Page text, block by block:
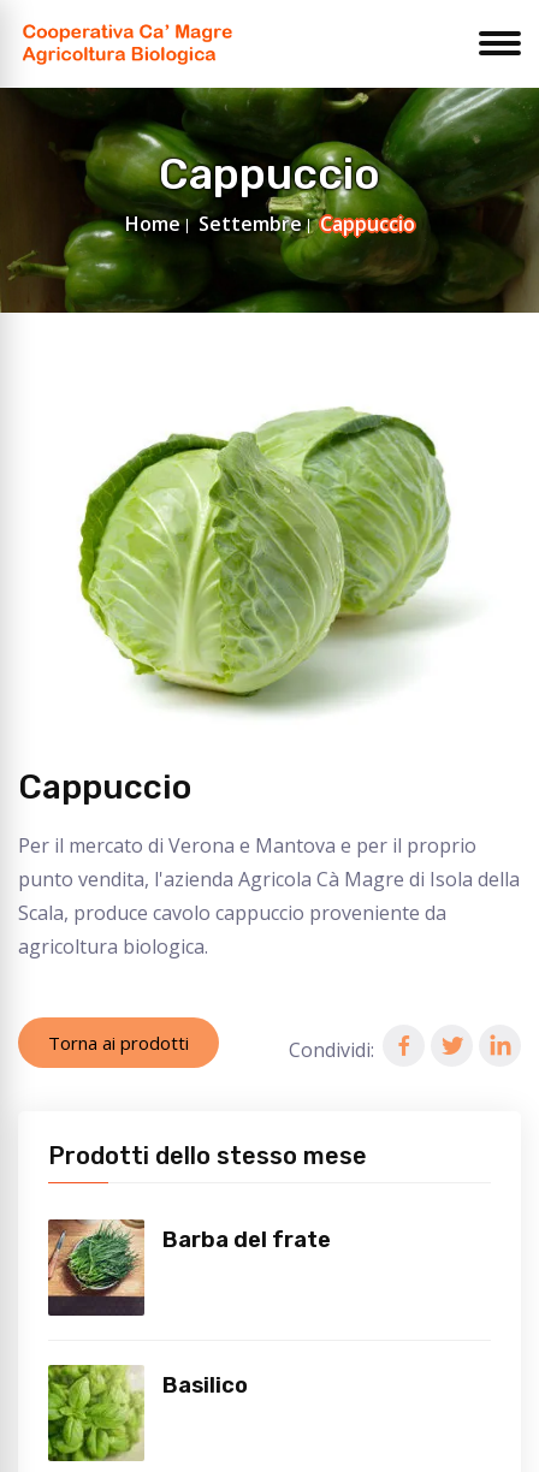
Cappuccio
Home Settembre Cappuccio
Cappuccio
Per il mercato di Verona e Mantova e per il proprio
punto vendita, l'azienda Agricola Cà Magre di Isola della
Scala, produce cavolo cappuccio proveniente da
agricoltura biologica.
Torna ai prodotti Condividi:
Prodotti dello stesso mese
Barba del frate
Basilico